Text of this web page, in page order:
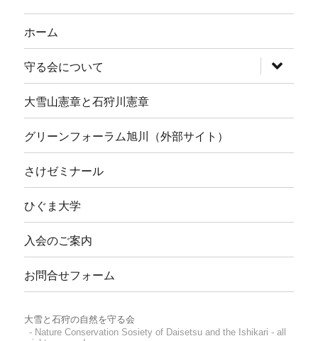
ホーム
守る会について サ
ブ
メ
ー
開
大雪山憲章と石狩川憲章
グリーンフォーラム旭川（外部サイト）
さけゼミナール
ひぐま大学
入会のご案内
お問合せフォーム
大雪と石狩の自然を守る会